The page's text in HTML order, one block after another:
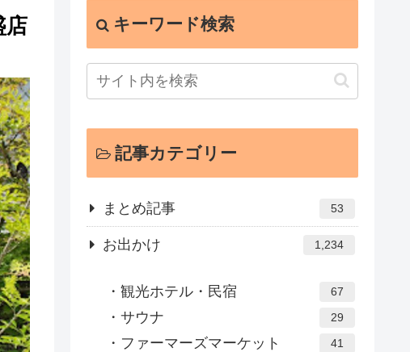
店
キーワード検索
記事カテゴリー
まとめ記事 53
お出かけ 1,234
観光ホテル・民宿 67
サウナ 29
ファーマーズマーケット 41